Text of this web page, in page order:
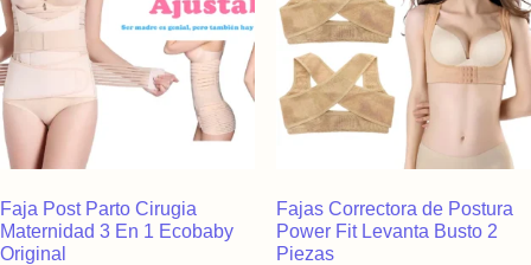
Faja Post Parto Cirugia
Maternidad 3 En 1 Ecobaby
Original
Fajas Correctora de Postura
Power Fit Levanta Busto 2
Piezas